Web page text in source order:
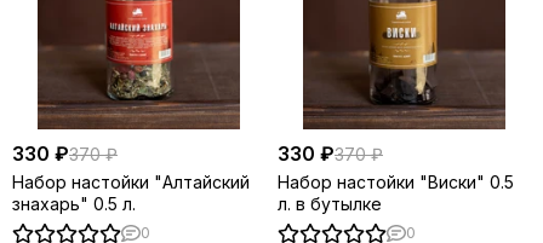
330 ₽370 ₽
Набор настойки "Алтайский
знахарь" 0.5 л.
0
330 ₽370 ₽
Набор настойки "Виски" 0.5
л. в бутылке
0